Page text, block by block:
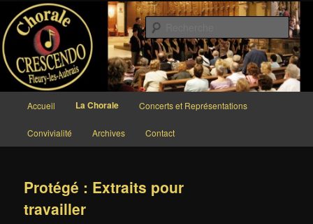
au
contenu
principalChorale CRESCENDO
principal
Accueil La Chorale Concerts et Représentations
Convivialité Archives Contact
Protégé : Extraits pour
travailler